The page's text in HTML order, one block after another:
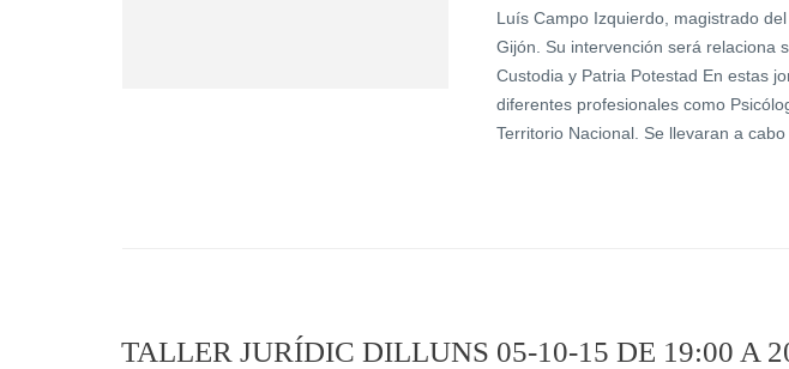
Luís Campo Izquierdo, magistrado
Gijón. Su intervención será relaciona
Custodia y Patria Potestad En estas
diferentes profesionales como
Territorio Nacional. Se llevaran a
TALLER JURÍDIC DILLUNS 05-10-15 DE 19:00 A